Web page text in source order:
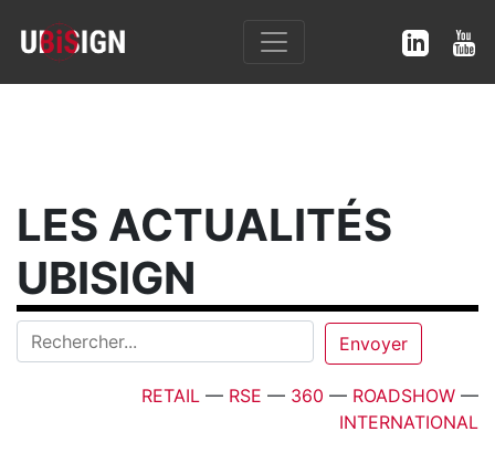
LES ACTUALITÉS
UBISIGN
RETAIL — RSE — 360 — ROADSHOW —
INTERNATIONAL